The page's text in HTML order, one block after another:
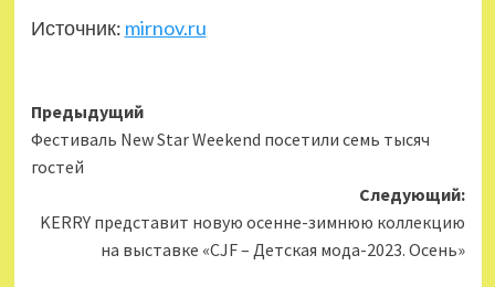
Источник: mirnov.ru
Навигация
записи
Предыдущий
Фестиваль New Star Weekend посетили семь тысяч
гостей
Следующий:
KERRY представит новую осенне-зимнюю коллекцию
на выставке «CJF – Детская мода-2023. Осень»